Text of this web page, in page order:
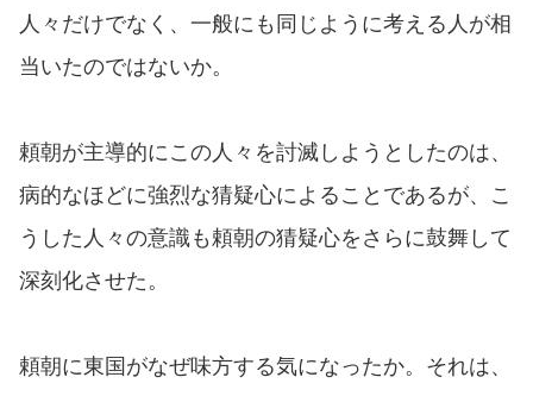
人々だけでなく、一般にも同じように考える人が相
当いたのではないか。
頼朝が主導的にこの人々を討滅しようとしたのは、
病的なほどに強烈な猜疑心によることであるが、こ
うした人々の意識も頼朝の猜疑心をさらに鼓舞して
深刻化させた。
頼朝に東国がなぜ味方する気になったか。それは、